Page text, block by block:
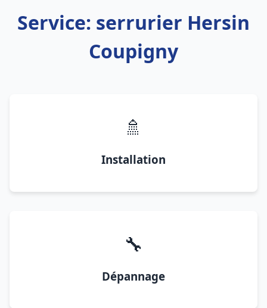
Service: serrurier Hersin
Coupigny
🚿
Installation
🔧
Dépannage